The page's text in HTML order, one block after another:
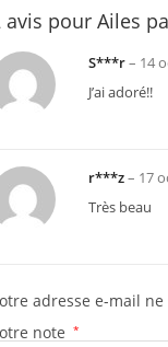
avis pour Ailes
S***r– 14
J’ai adoré!!
r***z– 17
Très beau
adresse e-mail
note *